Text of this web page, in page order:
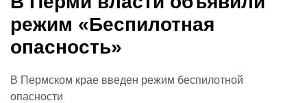
режим «Беспилотная
опасность»
В Пермском крае введен режим беспилотной
опасности